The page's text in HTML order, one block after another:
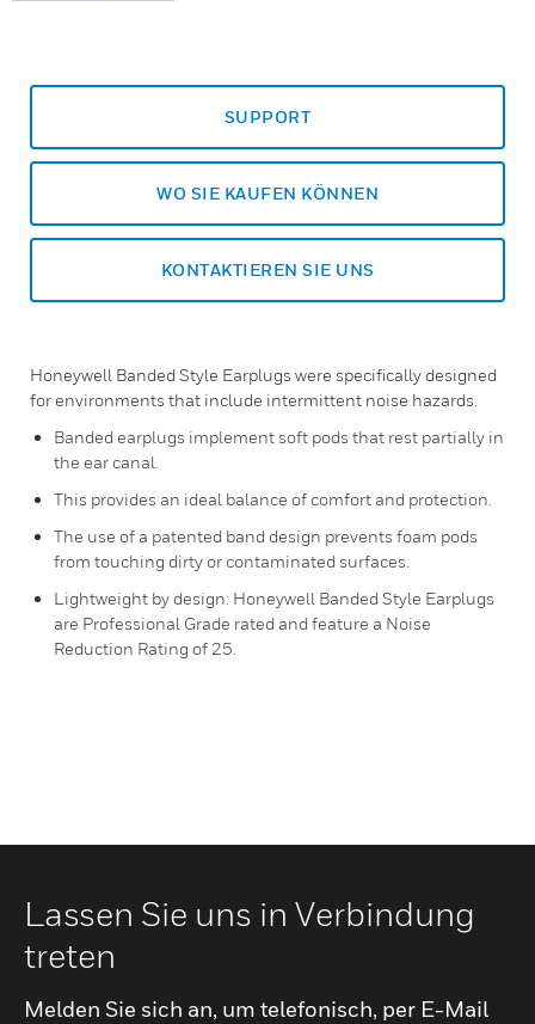
SUPPORT
WO SIE KAUFEN KÖNNEN
KONTAKTIEREN SIE UNS
Honeywell Banded Style Earplugs were specifically designed
for environments that include intermittent noise hazards.
Banded earplugs implement soft pods that rest partially in
the ear canal.
This provides an ideal balance of comfort and protection.
The use of a patented band design prevents foam pods
from touching dirty or contaminated surfaces.
Lightweight by design: Honeywell Banded Style Earplugs
are Professional Grade rated and feature a Noise
Reduction Rating of 25.
Lassen Sie uns in Verbindung
treten
Melden Sie sich an, um telefonisch, per E-Mail